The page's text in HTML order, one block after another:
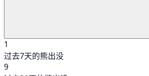
1
过去7天的熊出没
9